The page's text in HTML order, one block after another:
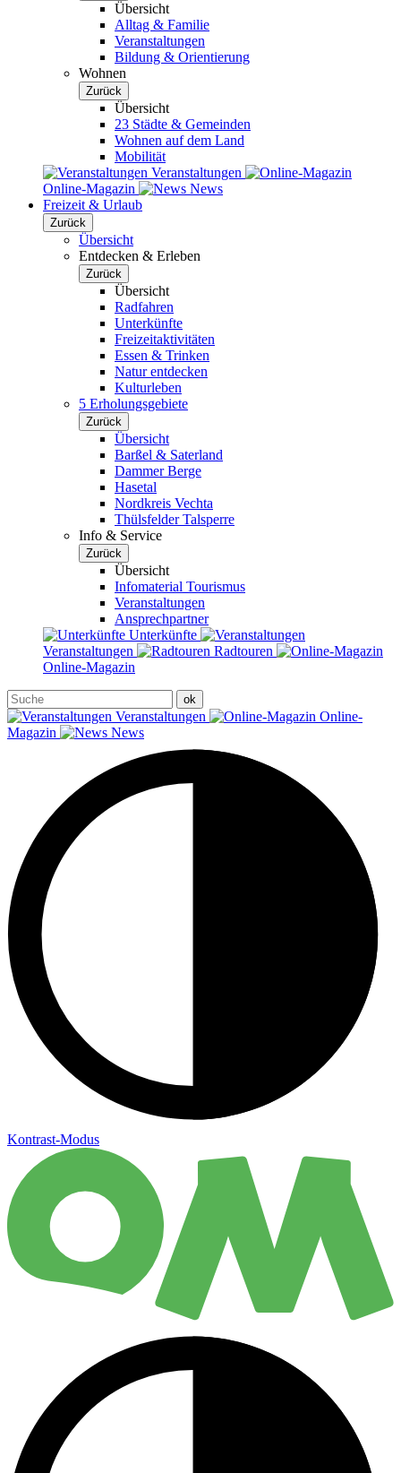
Übersicht
Alltag & Familie
Veranstaltungen
Bildung & Orientierung
Wohnen
Zurück
Übersicht
23 Städte & Gemeinden
Wohnen auf dem Land
Mobilität
Veranstaltungen
Online-Magazin
News
Freizeit & Urlaub
Zurück
Übersicht
Entdecken & Erleben
Zurück
Übersicht
Radfahren
Unterkünfte
Freizeitaktivitäten
Essen & Trinken
Natur entdecken
Kulturleben
5 Erholungsgebiete
Zurück
Übersicht
Barßel & Saterland
Dammer Berge
Hasetal
Nordkreis Vechta
Thülsfelder Talsperre
Info & Service
Zurück
Übersicht
Infomaterial Tourismus
Veranstaltungen
Ansprechpartner
Unterkünfte
Veranstaltungen
Radtouren
Online-Magazin
Veranstaltungen
Online-
Magazin
News
Kontrast-Modus